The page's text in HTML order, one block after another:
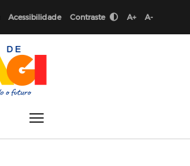
Acessibilidade Contraste A+ A-